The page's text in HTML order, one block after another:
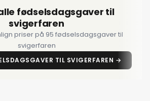
fødselsdagsgaver til
svigerfaren
priser på 95 fødselsdagsgaver til
svigerfaren
TIL SVIGERFAREN →